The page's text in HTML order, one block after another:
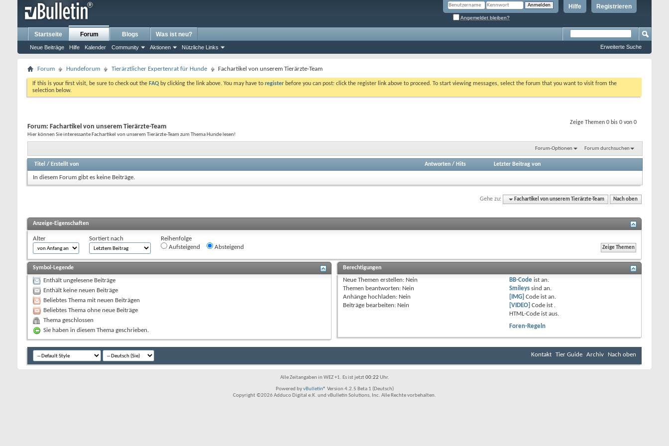
Registrieren
Hilfe
Angemeldet bleiben?
Startseite Forum
Neue Beiträge Hilfe Kalender Community Aktionen Nützliche Links
Blogs Was ist neu?
Erweiterte Suche
Forum Hundeforum Tierärztlicher Expertenrat für Hunde Fachartikel von unserem Tierärzte-Team
If this is your first visit, be sure to check out the FAQ by clicking the link above. You may have to register before you can post: click the register link above to proceed. To start viewing messages, select the forum that you want to visit from the
selection below.
Zeige Themen 0 bis 0 von 0
Forum: Fachartikel von unserem Tierärzte-Team
Hier können Sie interessante Fachartikel von unserem Tierärzte-Team zum Thema Hunde lesen!
Forum-Optionen Forum durchsuchen
Titel / Erstellt von Antworten/ Hits Letzter Beitrag von
In diesem Forum gibt es keine Beiträge.
Gehe zu: Fachartikel von unserem Tierärzte-Team Nach oben
Anzeige-Eigenschaften
Alter Sortiert nach
Reihenfolge
Aufsteigend
Absteigend
Symbol-Legende
Enthält ungelesene Beiträge
Enthält keine neuen Beiträge
Beliebtes Thema mit neuen Beiträgen
Beliebtes Thema ohne neue Beiträge
Thema geschlossen
Sie haben in diesem Thema geschrieben.
Berechtigungen
Neue Themen erstellen: Nein
Themen beantworten: Nein
Anhänge hochladen: Nein
Beiträge bearbeiten: Nein
BB-Code istan.
Smileys sindan.
[IMG] Code istan.
[VIDEO] Code ist .
HTML-Code istaus.
Foren-Regeln
Kontakt Tier Guide Archiv Nach oben
Alle Zeitangaben in WEZ +1. Es ist jetzt00:22 Uhr.
Powered byvBulletin® Version 4.2.5 Beta 1 (Deutsch)
Copyright ©2026 Adduco Digital e.K. und vBulletin Solutions, Inc. Alle Rechte vorbehalten.